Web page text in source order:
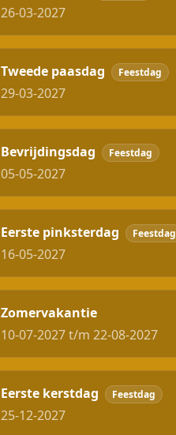
26-03-2027
Tweede paasdag Feestdag
29-03-2027
Bevrijdingsdag Feestdag
05-05-2027
Eerste pinksterdag Feestdag
16-05-2027
Zomervakantie
10-07-2027 t/m 22-08-2027
Eerste kerstdag Feestdag
25-12-2027